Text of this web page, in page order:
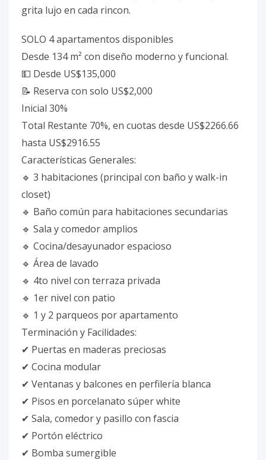
grita lujo en cada rincon.
SOLO 4 apartamentos disponibles
Desde 134 m² con diseño moderno y funcional.
💵 Desde US$135,000
📝 Reserva con solo US$2,000
Inicial 30%
Total Restante 70%, en cuotas desde US$2266.66
hasta US$2916.55
Características Generales:
🔹 3 habitaciones (principal con baño y walk-in
closet)
🔹 Baño común para habitaciones secundarias
🔹 Sala y comedor amplios
🔹 Cocina/desayunador espacioso
🔹 Área de lavado
🔹 4to nivel con terraza privada
🔹 1er nivel con patio
🔹 1 y 2 parqueos por apartamento
Terminación y Facilidades:
✔ Puertas en maderas preciosas
✔ Cocina modular
✔ Ventanas y balcones en perfilería blanca
✔ Pisos en porcelanato súper white
✔ Sala, comedor y pasillo con fascia
✔ Portón eléctrico
✔ Bomba sumergible